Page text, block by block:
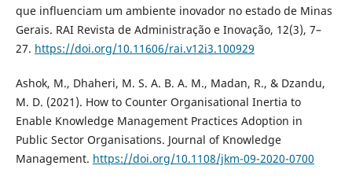
que influenciam um ambiente inovador no estado de Minas
Gerais. RAI Revista de Administração e Inovação, 12(3), 7–
27. https://doi.org/10.11606/rai.v12i3.100929
Ashok, M., Dhaheri, M. S. A. B. A. M., Madan, R., & Dzandu,
M. D. (2021). How to Counter Organisational Inertia to
Enable Knowledge Management Practices Adoption in
Public Sector Organisations. Journal of Knowledge
Management. https://doi.org/10.1108/jkm-09-2020-0700